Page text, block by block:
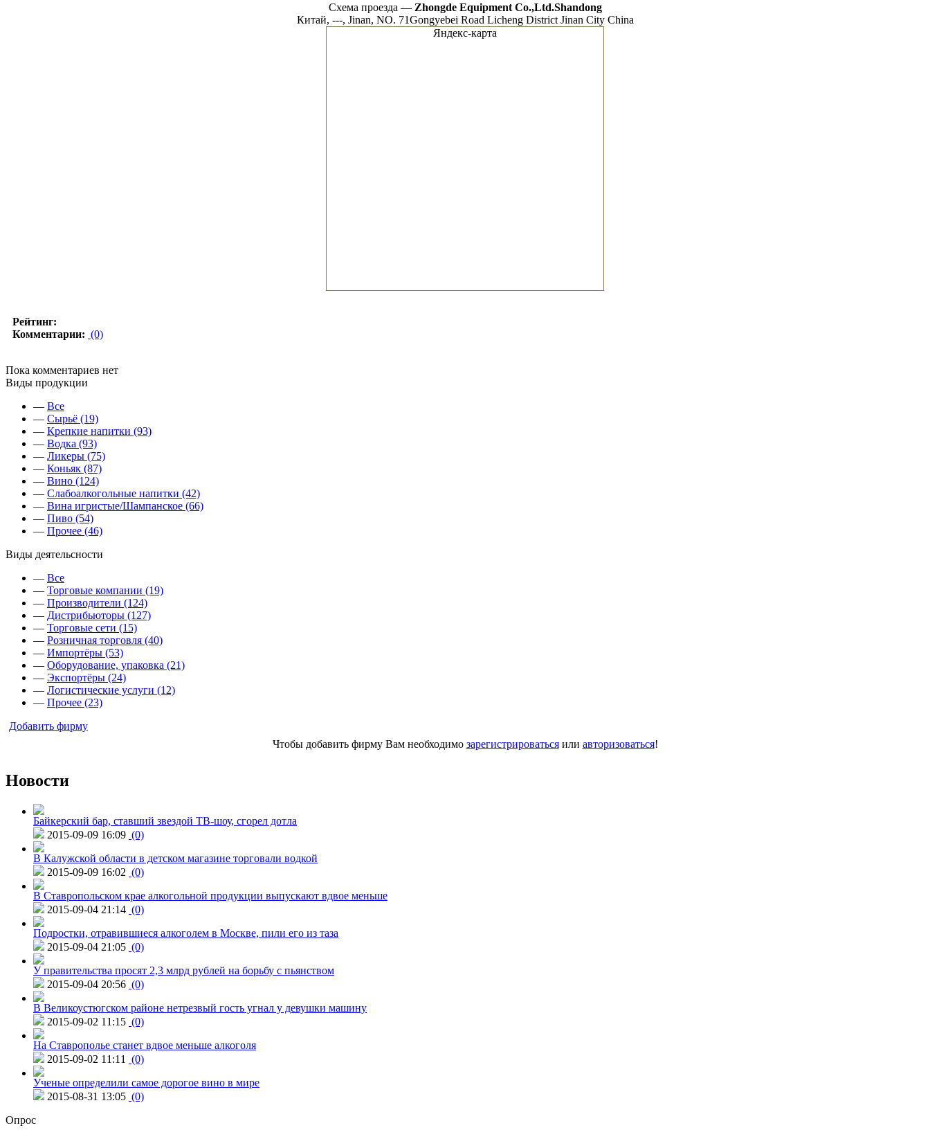
Схема проезда — Zhongde Equipment Co.,Ltd.Shandong
Китай, ---, Jinan, NO. 71Gongyebei Road Licheng District Jinan City China
Яндекс-карта
Рейтинг:
Комментарии: (0)
Пока комментариев нет
Виды продукции
— Все
— Сырьё (19)
— Крепкие напитки (93)
— Водка (93)
— Ликеры (75)
— Коньяк (87)
— Вино (124)
— Слабоалкогольные напитки (42)
— Вина игристые/Шампанское (66)
— Пиво (54)
— Прочее (46)
Виды деятельсности
— Все
— Торговые компании (19)
— Производители (124)
— Дистрибьюторы (127)
— Торговые сети (15)
— Розничная торговля (40)
— Импортёры (53)
— Оборудование, упаковка (21)
— Экспортёры (24)
— Логистические услуги (12)
— Прочее (23)
Добавить фирму
Чтобы добавить фирму Вам необходимо зарегистрироватьсяили авторизоваться!
Новости
Байкерский бар, ставший звездой ТВ-шоу, сгорел дотла
2015-09-09 16:09 (0)
В Калужской области в детском магазине торговали водкой
2015-09-09 16:02 (0)
В Ставропольском крае алкогольной продукции выпускают вдвое меньше
2015-09-04 21:14 (0)
Подростки, отравившиеся алкоголем в Москве, пили его из таза
2015-09-04 21:05 (0)
У правительства просят 2,3 млрд рублей на борьбу с пьянством
2015-09-04 20:56 (0)
В Великоустюгском районе нетрезвый гость угнал у девушки машину
2015-09-02 11:15 (0)
На Ставрополье станет вдвое меньше алкоголя
2015-09-02 11:11
(0)
Ученые определили самое дорогое вино в мире
2015-08-31 13:05 (0)
Опрос